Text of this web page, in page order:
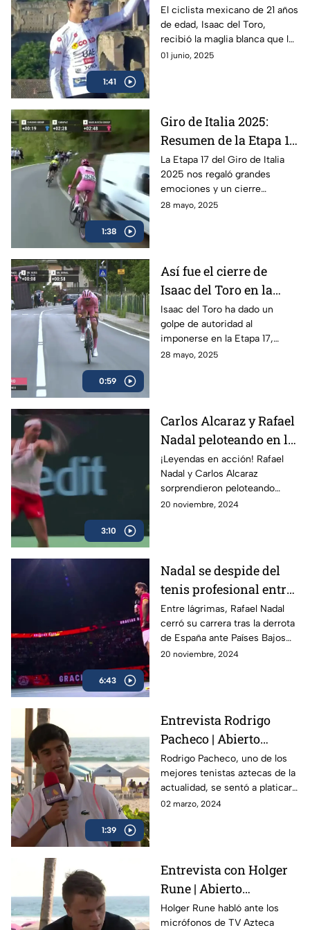
1:41
Isaac del Toro recibe la
Maglia Blanca en el
Giro de Italia 2025
El ciclista mexicano de 21 años
de edad, Isaac del Toro,
recibió la maglia blanca que lo
acredita como el mejor menor
01 junio, 2025
1:38
Giro de Italia 2025:
Resumen de la Etapa 17
y el triunfo de Isaac del
Toro
La Etapa 17 del Giro de Italia
2025 nos regaló grandes
emociones y un cierre
espectacular, en donde el líder
28 mayo, 2025
0:59
Así fue el cierre de
Isaac del Toro en la
Etapa 17 del Giro de
Italia
Isaac del Toro ha dado un
golpe de autoridad al
imponerse en la Etapa 17,
consolidándose como líder de
28 mayo, 2025
3:10
Carlos Alcaraz y Rafael
Nadal peloteando en la
Copa Davis
¡Leyendas en acción! Rafael
Nadal y Carlos Alcaraz
sorprendieron peloteando
juntos en la Copa Davis
20 noviembre, 2024
6:43
Nadal se despide del
tenis profesional entre
lágrimas
Entre lágrimas, Rafael Nadal
cerró su carrera tras la derrota
de España ante Países Bajos
en la Copa Davis, dejando un
20 noviembre, 2024
1:39
Entrevista Rodrigo
Pacheco | Abierto
Mexicano de Tenis
Rodrigo Pacheco, uno de los
mejores tenistas aztecas de la
actualidad, se sentó a platicar
con TV Azteca previo al
02 marzo, 2024
Entrevista con Holger
Rune | Abierto
Mexicano de Tenis
Holger Rune habló ante los
micrófonos de TV Azteca